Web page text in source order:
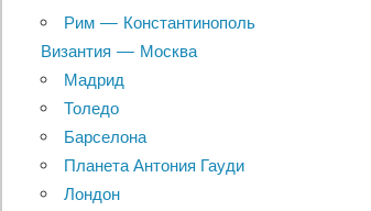
Рим — Константинополь
Византия — Москва
Мадрид
Толедо
Барселона
Планета Антония Гауди
Лондон